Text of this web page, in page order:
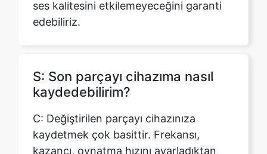
S: Son parçayı cihazıma nasıl
kaydetmek çok basittir. Frekansı,
kazancı, oynatma hızını ayarladıktan
veya sesi gereksinimlerinize göre
kestikten sonra tek yapmanız gereken
'İndir' düğmesine basmaktır. Bu şekilde